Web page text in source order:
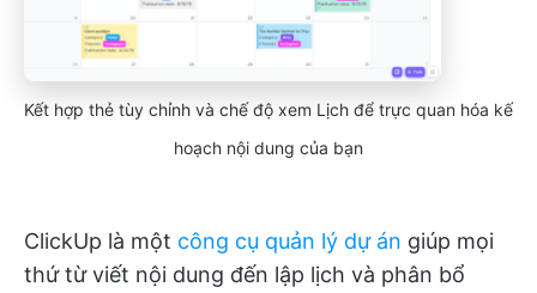
Kết hợp thẻ tùy chỉnh và chế độ xem Lịch để trực quan hóa kế
hoạch nội dung của bạn
ClickUp là một công cụ quản lý dự án giúp mọi
thứ từ viết nội dung đến lập lịch và phân bổ